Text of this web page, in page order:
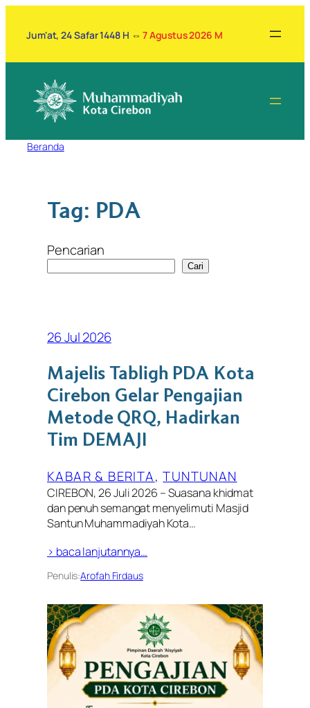
Jum'at, 24 Safar 1448 H ⇔7 Agustus 2026 M
Beranda
Tag: PDA
Pencarian
Cari
26 Jul 2026
Majelis Tabligh PDA Kota
Cirebon Gelar Pengajian
Metode QRQ, Hadirkan
Tim DEMAJI
KABAR & BERITA, TUNTUNAN
CIREBON, 26 Juli 2026 – Suasana khidmat
dan penuh semangat menyelimuti Masjid
Santun Muhammadiyah Kota…
> baca lanjutannya…
Penulis:Arofah Firdaus